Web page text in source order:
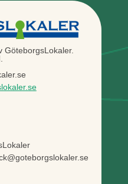
GöteborgsLokaler.